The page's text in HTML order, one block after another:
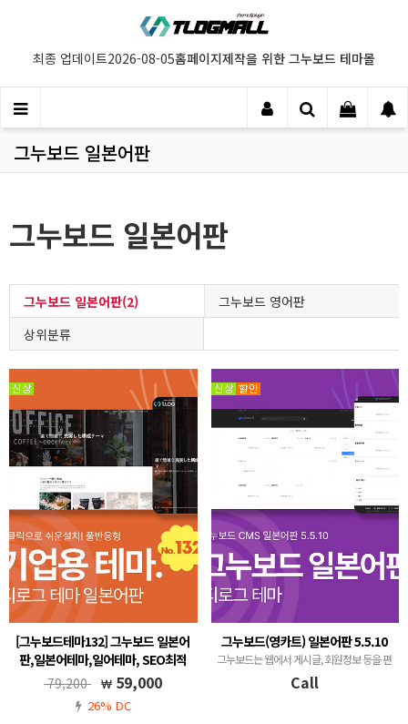
최종 업데이트2026-08-05홈페이지제작을 위한 그누보드 테마몰
그누보드 일본어판
그누보드 일본어판
그누보드 일본어판(2)
그누보드 영어판
상위분류
[그누보드테마132] 그누보드 일본어
판,일본어테마,일어테마, SEO최적
화, 티로그테마, 기업용 반응형 테마,
관리자에서 메뉴 생성 및 관리, 그누
보드5.6, 풀반응형
79,200 59,000
26% DC
그누보드(영카트) 일본어판 5.5.10
그누보드는 웹에서 게시글, 회원정보 등을 편
리하게 관리하는 게시판(BBS - Bulletin
Call